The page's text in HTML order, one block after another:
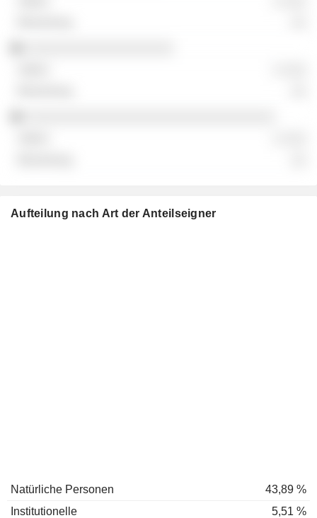
Aufteilung nach Art der Anteilseigner
Natürliche Personen
43,89 %
Institutionelle
5,51 %